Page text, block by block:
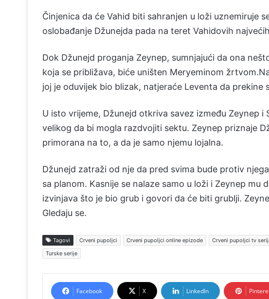
Činjenica da će Vahid biti sahranjen u loži uznemiruje
oslobađanje Džunejda pada na teret Vahidovih
Dok Džunejd proganja Zeynep, sumnjajući da ona
koja se približava, biće uništen Meryeminom
joj je oduvijek bio blizak, natjeraće Leventa da prekine
U isto vrijeme, Džunejd otkriva savez između Zeynep i
velikog da bi mogla razdvojiti sektu. Zeynep priznaje
primorana na to, a da je samo njemu lojalna.
Džunejd zatraži od nje da pred svima bude protiv
sa planom. Kasnije se nalaze samo u loži i Zeynep mu
izvinjava što je bio grub i govori da će biti grublji.
Gledaju se.
Tagovi Crveni pupoljci Crveni pupoljci online epizode Crveni pupoljci tv
Turske serije
Facebook X LinkedIn